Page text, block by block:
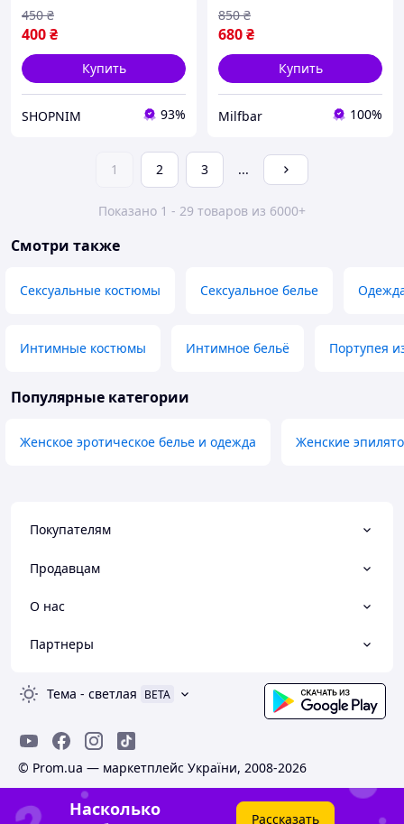
400₴
450 ₴
Купить
SHOPNIM 93%
680₴
850 ₴
Купить
Milfbar 100%
1 2 3 ...
Показано 1 - 29 товаров из 6000+
Смотри также
Сексуальные костюмы Сексуальное белье
Интимные костюмы Интимное бельё Портупея
Популярные категории
Женское эротическое белье и одежда Женские
Покупателям
Продавцам
О нас
Партнеры
Тема - светлая BETA
© Prom.ua — маркетплейс України, 2008-2026
Насколько
Рассказать